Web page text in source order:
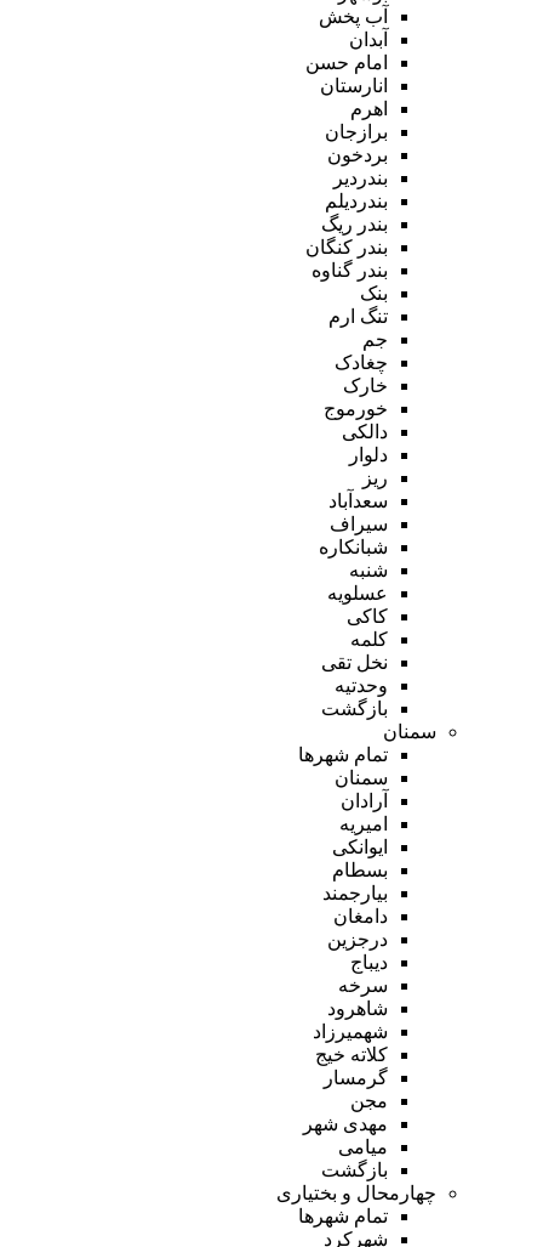
آب پخش
آبدان
امام حسن
انارستان
اهرم
برازجان
بردخون
بندردیر
بندردیلم
بندر ریگ
بندر کنگان
بندر گناوه
بنک
تنگ ارم
جم
چغادک
خارک
خورموج
دالکی
دلوار
ریز
سعدآباد
سیراف
شبانکاره
شنبه
عسلویه
کاکی
کلمه
نخل تقی
وحدتیه
بازگشت
سمنان
تمام شهر‌ها
سمنان
آرادان
امیریه
ایوانکی
بسطام
بیارجمند
دامغان
درجزین
دیباج
سرخه
شاهرود
شهمیرزاد
کلاته خیج
گرمسار
مجن
مهدی شهر
میامی
بازگشت
چهارمحال و بختیاری
تمام شهر‌ها
شهرکرد